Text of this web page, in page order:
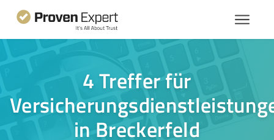
4 Treffer für
in Breckerfeld